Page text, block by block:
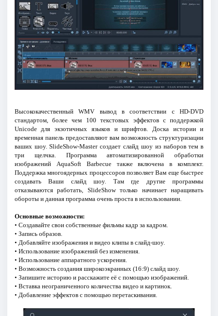
Высококачественный WMV вывод в соответствии с HD-DVD
стандартом, более чем 100 текстовых эффектов с поддержкой
Unicode для экзотичных языков и шрифтов. Доска истории и
временная панель предоставляют вам возможность структуризации
ваших шоу. SlideShow-Master создает слайд шоу из наборов тем в
три щелчка. Программа автоматизированной обработки
изображений AquaSoft Barbecue также включена в комплект.
Поддержка многоядерных процессоров позволяет Вам еще быстрее
создавать Ваши слайд шоу. Там где другие программы
отказываются работать, SlideShow только начинает наращивать
обороты и данная программа очень проста в использовании.
Основные возможности:
• Создавайте свои собственные фильмы кадр за кадром.
• Запись образов.
• Добавляйте изображения и видео клипы в слайд-шоу.
• Использование изображений без изменения.
• Использование аппаратного ускорения.
• Возможность создания широкоэкранных (16:9) слайд шоу.
• Запишите историю и расскажите её с помощью изображений.
• Вставка неограниченного количества видео и картинок.
• Добавление эффектов с помощью перетаскивания.